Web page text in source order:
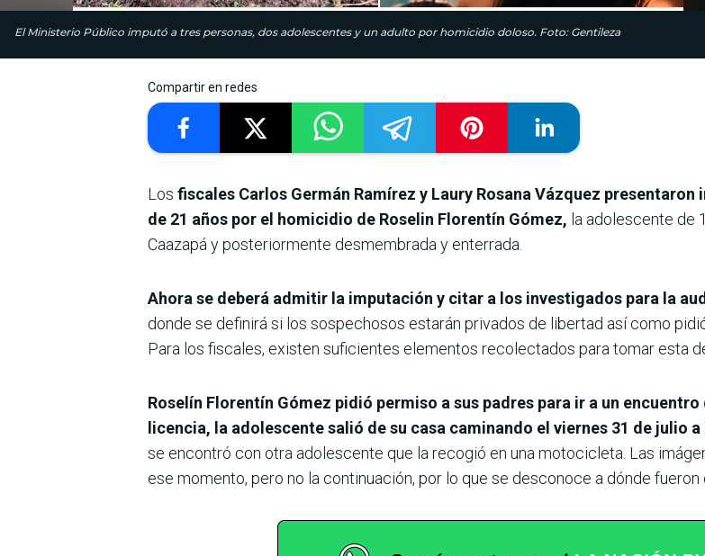
El Ministerio Público imputó a tres personas, dos adolescentes y un adulto por homicidio doloso. Foto: Gentileza
Compartir en redes
Los fiscales Carlos Germán Ramírez y Laury Rosana Vázquez
de 21 años por el homicidio de Roselin Florentín Gómez, la adolescente de
Caazapá y posteriormente desmembrada y enterrada.
Ahora se deberá admitir la imputación y citar a los investigados para la
donde se definirá si los sospechosos estarán privados de libertad así como
Para los fiscales, existen suficientes elementos recolectados para tomar esta
Roselín Florentín Gómez pidió permiso a sus padres para ir a un
licencia, la adolescente salió de su casa caminando el viernes 31 de julio a
se encontró con otra adolescente que la recogió en una motocicleta. Las
ese momento, pero no la continuación, por lo que se desconoce a dónde fueron